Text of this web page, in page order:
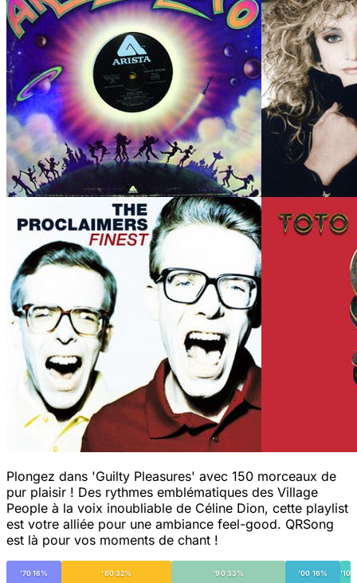
Plongez dans 'Guilty Pleasures' avec 150 morceaux de
pur plaisir ! Des rythmes emblématiques des Village
People à la voix inoubliable de Céline Dion, cette playlist
est votre alliée pour une ambiance feel-good. QRSong
est là pour vos moments de chant !
'70 16% '80 32% '90 33% '00 16% '10